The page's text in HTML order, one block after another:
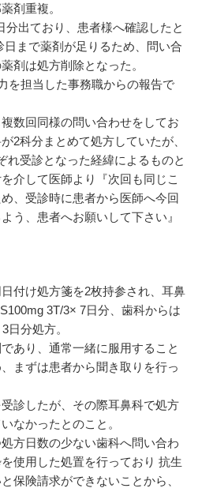
剤重複。
出ており、患者様へ確認したと
日まで薬剤が足りるため、問い合
剤は処方削除となった。
を担当した事務職からの報告で
数回同様の問い合わせをしてお
2科分まとめて処方していたが、
れ受診となった経緯によるものと
介して医師より『次回も同じこ
、受診時に患者から医師へ今回
う、患者へお願いして下さい』
付け処方箋を2枚持参され、耳鼻
3T/3× 7日分、歯科からは
日分処方。
あり、通常一緒に服用すること
まずは患者から聞き取りを行っ
診したが、その際耳鼻科で処方
なかったとのこと。
方日数の少ない歯科へ問い合わ
使用した処置を行っており 抗生
保険請求ができないことから、